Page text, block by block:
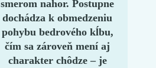
smerom nahor. Postupne
dochádza k obmedzeniu
pohybu bedrového kĺbu,
čím sa zároveň mení aj
charakter chôdze – je